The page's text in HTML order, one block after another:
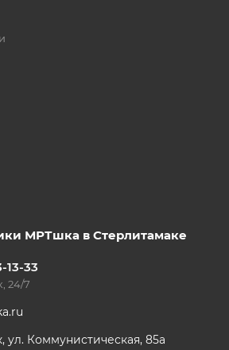
МРТшка в Стерлитамаке
13-33
24/7
ул. Коммунистическая, 85а